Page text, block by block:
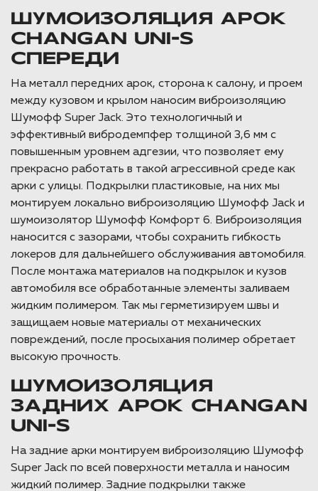
ШУМОИЗОЛЯЦИЯ АРОК
CHANGAN UNI-S
СПЕРЕДИ
На металл передних арок, сторона к салону, и проем
между кузовом и крылом наносим виброизоляцию
Шумофф Super Jack. Это технологичный и
эффективный вибродемпфер толщиной 3,6 мм с
повышенным уровнем адгезии, что позволяет ему
прекрасно работать в такой агрессивной среде как
арки с улицы. Подкрылки пластиковые, на них мы
монтируем локально виброизоляцию Шумофф Jack и
шумоизолятор Шумофф Комфорт 6. Виброизоляция
наносится с зазорами, чтобы сохранить гибкость
локеров для дальнейшего обслуживания автомобиля.
После монтажа материалов на подкрылок и кузов
автомобиля все обработанные элементы заливаем
жидким полимером. Так мы герметизируем швы и
защищаем новые материалы от механических
повреждений, после просыхания полимер обретает
высокую прочность.
ШУМОИЗОЛЯЦИЯ
ЗАДНИХ АРОК CHANGAN
UNI-S
На задние арки монтируем виброизоляцию Шумофф
Super Jack по всей поверхности металла и наносим
жидкий полимер. Задние подкрылки также